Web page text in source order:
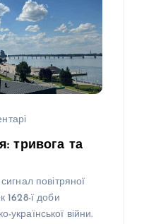
тривога та
повітряної
1628-ї доби
української війни.